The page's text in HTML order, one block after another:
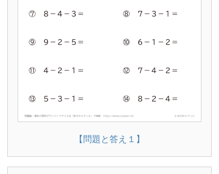
【問題と答え１】